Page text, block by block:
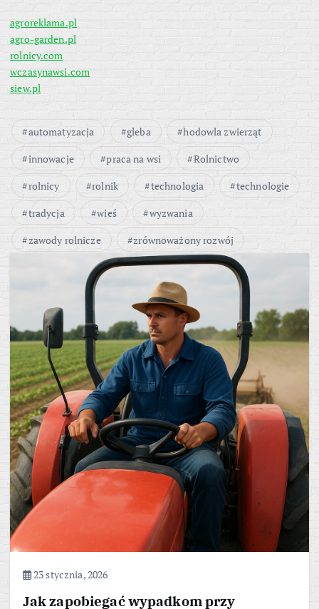
agroreklama.pl
agro-garden.pl
rolnicy.com
wczasynawsi.com
siew.pl
automatyzacja gleba
hodowla zwierząt
innowacje
praca na wsi
Rolnictwo
rolnicy
rolnik technologia
technologie
tradycja
wieś
wyzwania
zawody rolnicze
zrównoważony rozwój
23 stycznia, 2026
Jak zapobiegać wypadkom przy